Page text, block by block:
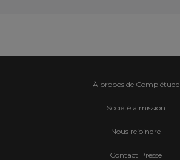
À propos de Complétude
Société à mission
Nous rejoindre
Contact Presse